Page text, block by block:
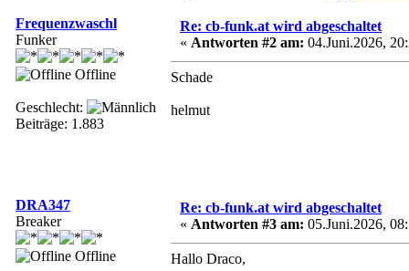
Frequenzwaschl
Funker
Offline
Geschlecht:
Beiträge: 1.883
Re: cb-funk.at wird abgeschaltet
« Antworten #2 am: 04.Juni.2026,
Schade
helmut
DRA347
Breaker
Offline
Re: cb-funk.at wird abgeschaltet
« Antworten #3 am: 05.Juni.2026,
Hallo Draco,